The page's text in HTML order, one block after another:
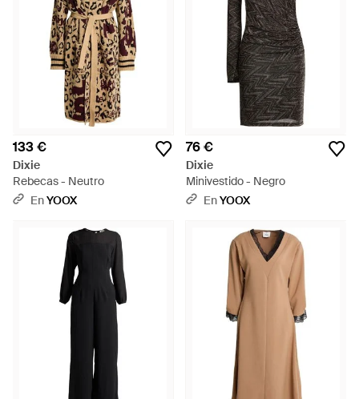
133 €
Dixie
Rebecas - Neutro
EnYOOX
76 €
Dixie
Minivestido - Negro
EnYOOX